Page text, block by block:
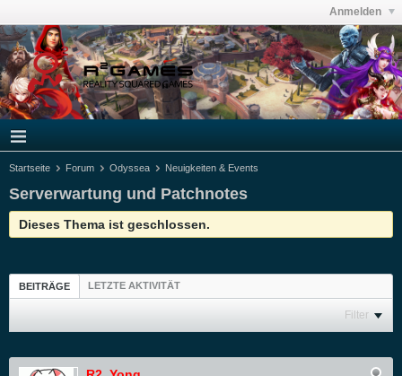
Anmelden
Startseite Forum Odyssea Neuigkeiten & Events
Serverwartung und Patchnotes
Dieses Thema ist geschlossen.
BEITRÄGE LETZTE AKTIVITÄT
Filter